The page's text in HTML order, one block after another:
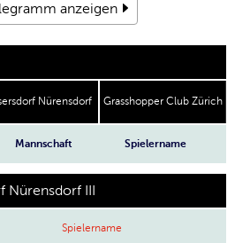
anzeigen
Nürensdorf Grasshopper Club Zürich
Mannschaft Spielername
Nürensdorf III
Spielername